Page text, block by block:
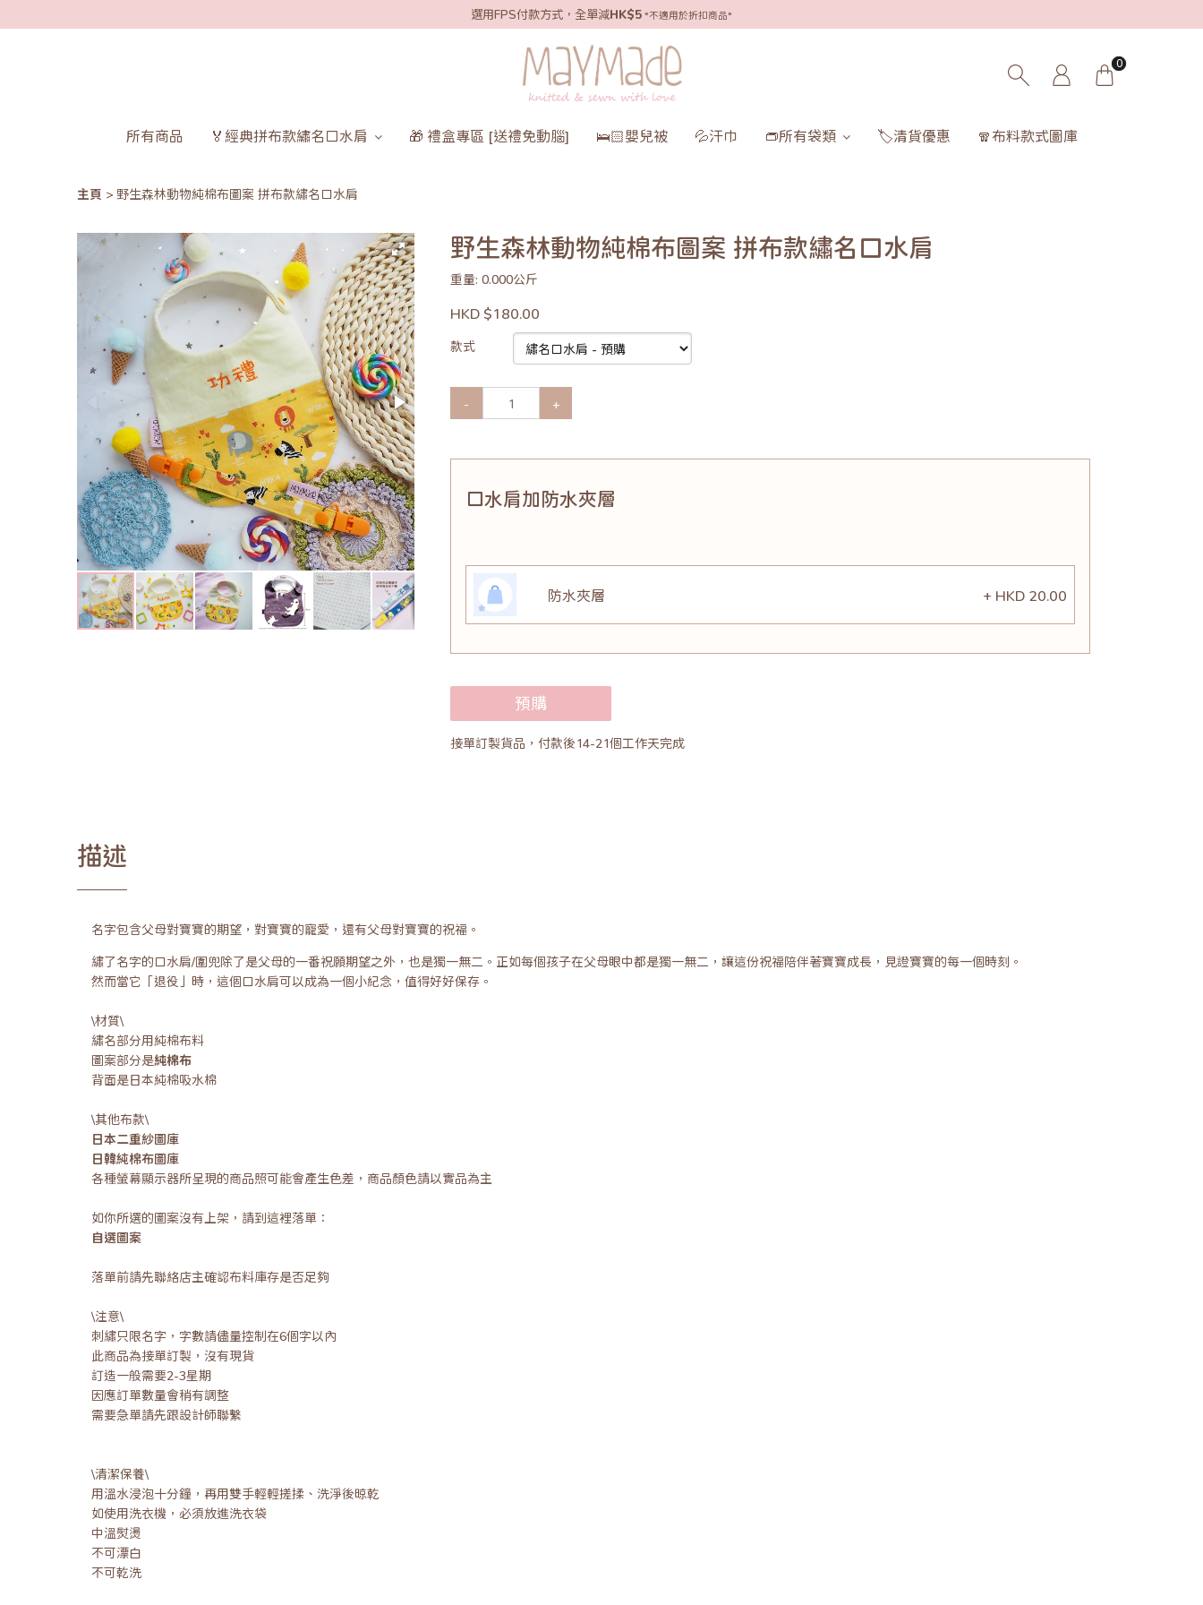
選用FPS付款方式，全單減HK$5 *不適用於折扣商品*
0
所有商品 🏅經典拼布款繡名口水肩 🎁 禮盒專區 [送禮免動腦] 🛌🏻嬰兒被 💦汗巾 👝所有袋類 🏷️清貨優惠 🧣布料款式圖庫
主頁 野生森林動物純棉布圖案 拼布款繡名口水肩
野生森林動物純棉布圖案 拼布款繡名口水肩
重量: 0.000公斤
HKD $180.00
款式
- +
口水肩加防水夾層
防水夾層 + HKD 20.00
預購
接單訂製貨品，付款後14-21個工作天完成
描述
名字包含父母對寶寶的期望，對寶寶的寵愛，還有父母對寶寶的祝福。
繡了名字的口水肩/圍兜除了是父母的一番祝願期望之外，也是獨一無二。正如每個孩子在父母眼中都是獨一無二，讓這份祝福陪伴著寶寶成長，見證寶寶的每一個時刻。
然而當它「退役」時，這個口水肩可以成為一個小紀念，值得好好保存。
\材質\
繡名部分用純棉布料
圖案部分是純棉布
背面是日本純棉吸水棉
\其他布款\
日本二重紗圖庫
日韓純棉布圖庫
各種螢幕顯示器所呈現的商品照可能會產生色差，商品顏色請以實品為主
如你所選的圖案沒有上架，請到這裡落單：
自選圖案
落單前請先聯絡店主確認布料庫存是否足夠
\注意\
刺繡只限名字，字數請儘量控制在6個字以內
此商品為接單訂製，沒有現貨
訂造一般需要2-3星期
因應訂單數量會稍有調整
需要急單請先跟設計師聯繫
\清潔保養\
用溫水浸泡十分鐘，再用雙手輕輕搓揉、洗淨後晾乾
如使用洗衣機，必須放進洗衣袋
中溫熨燙
不可漂白
不可乾洗